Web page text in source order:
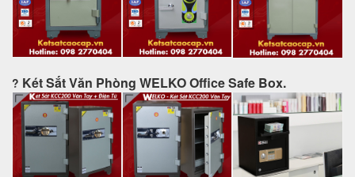
? Két Sắt Văn Phòng WELKO Office Safe Box.